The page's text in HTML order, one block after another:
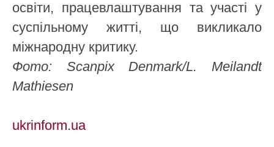
освіти, працевлаштування та участі у
суспільному житті, що викликало
міжнародну критику.
Фото: Scanpix Denmark/L. Meilandt
Mathiesen
ukrinform.ua